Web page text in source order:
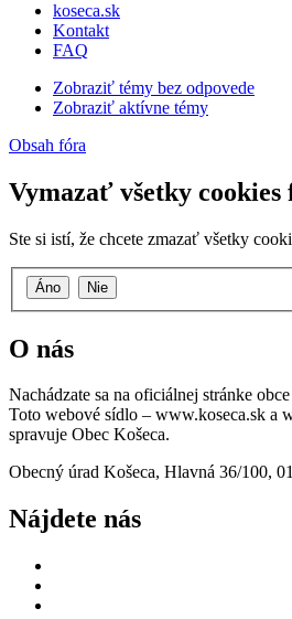
koseca.sk
Kontakt
FAQ
Zobraziť témy bez odpovede
Zobraziť aktívne témy
Obsah fóra
Vymazať všetky cookies
Ste si istí, že chcete zmazať všetky
O nás
Nachádzate sa na oficiálnej stránke
Toto webové sídlo – www.koseca.sk a
spravuje Obec Košeca.
Obecný úrad Košeca, Hlavná 36/100,
Nájdete nás